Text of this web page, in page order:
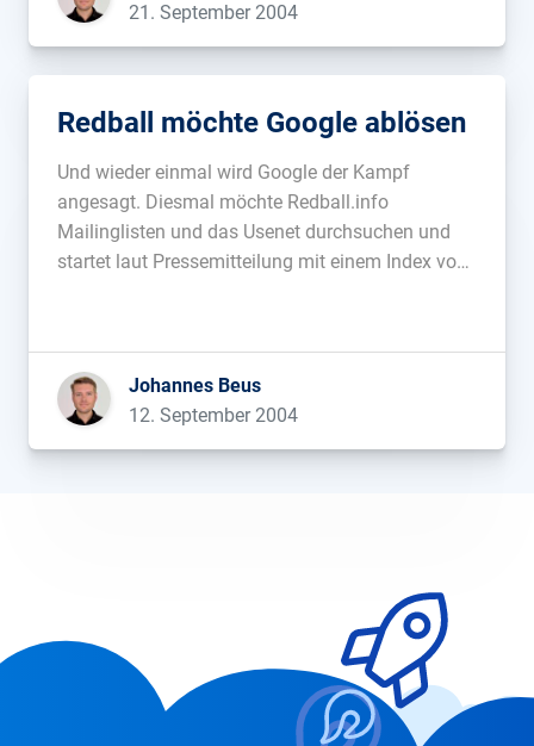
21. September 2004
Redball möchte Google ablösen
Und wieder einmal wird Google der Kampf
angesagt. Diesmal möchte Redball.info
Mailinglisten und das Usenet durchsuchen und
startet laut Pressemitteilung mit einem Index von
www.redball.info leider keine Suchfunktion
entdecken kann, bleibt mir nur, […]...
Johannes Beus
12. September 2004